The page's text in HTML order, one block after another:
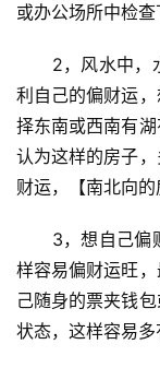
或办公场所中检查
2，风水中，水
利自己的偏财运
择东南或西南有
认为这样的房子
财运，【南北向的
3，想自己偏财
样容易偏财运旺
己随身的票夹钱
状态，这样容易多